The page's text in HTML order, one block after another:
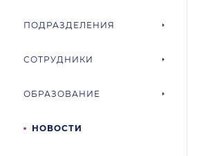
ПОДРАЗДЕЛЕНИЯ
СОТРУДНИКИ
ОБРАЗОВАНИЕ
НОВОСТИ